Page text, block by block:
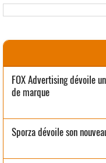
FOX Advertising dévoile
de marque
Sporza dévoile son